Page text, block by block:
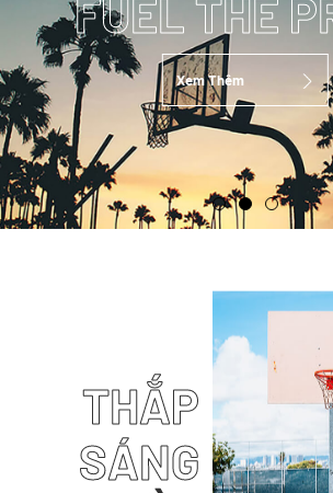
FUEL THE
PRIDE
Xem Thêm
FUEL THE
Xem Thêm
THẮP
SÁNG